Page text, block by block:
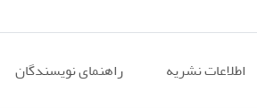
اطلاعات نشریه راهنمای نویسندگان